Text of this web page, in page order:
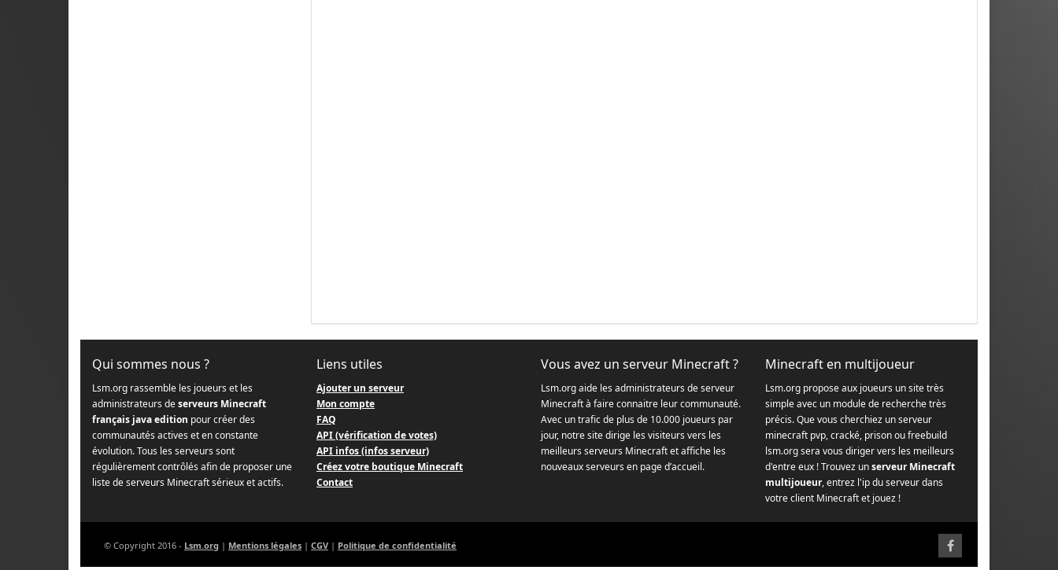
Qui sommes nous ?
Lsm.org rassemble les joueurs et les
administrateurs deserveurs Minecraft
français java edition pour créer des
communautés actives et en constante
évolution. Tous les serveurs sont
régulièrement contrôlés afin de proposer une
liste de serveurs Minecraft sérieux et actifs.
Liens utiles
Ajouter un serveur
Mon compte
FAQ
API (vérification de votes)
API infos (infos serveur)
Créez votre boutique Minecraft
Contact
Vous avez un serveur Minecraft ?
Lsm.org aide les administrateurs de serveur
Minecraft à faire connaitre leur communauté.
Avec un trafic de plus de 10.000 joueurs par
jour, notre site dirige les visiteurs vers les
meilleurs serveurs Minecraft et affiche les
nouveaux serveurs en page d’accueil.
Minecraft en multijoueur
Lsm.org propose aux joueurs un site très
simple avec un module de recherche très
précis. Que vous cherchiez un serveur
minecraft pvp, cracké, prison ou freebuild
lsm.org sera vous diriger vers les meilleurs
d'entre eux ! Trouvez unserveur Minecraft
multijoueur, entrez l'ip du serveur dans
votre client Minecraft et jouez !
© Copyright 2016 - Lsm.org | Mentions légales | CGV | Politique de confidentialité